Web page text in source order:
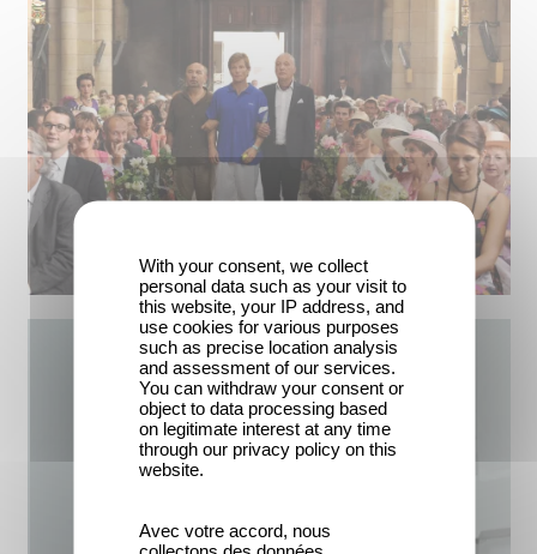
With your consent, we collect
personal data such as your visit to
this website, your IP address, and
use cookies for various purposes
such as precise location analysis
and assessment of our services.
You can withdraw your consent or
object to data processing based
on legitimate interest at any time
through our privacy policy on this
website.
Avec votre accord, nous